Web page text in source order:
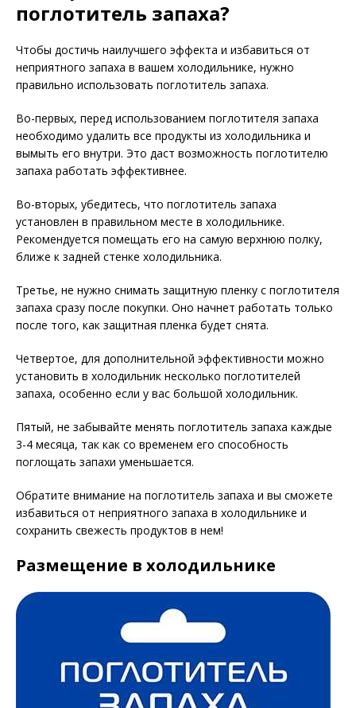
поглотитель запаха?
Чтобы достичь наилучшего эффекта и избавиться от
неприятного запаха в вашем холодильнике, нужно
правильно использовать поглотитель запаха.
Во-первых, перед использованием поглотителя запаха
необходимо удалить все продукты из холодильника и
вымыть его внутри. Это даст возможность поглотителю
запаха работать эффективнее.
Во-вторых, убедитесь, что поглотитель запаха
установлен в правильном месте в холодильнике.
Рекомендуется помещать его на самую верхнюю полку,
ближе к задней стенке холодильника.
Третье, не нужно снимать защитную пленку с поглотителя
запаха сразу после покупки. Оно начнет работать только
после того, как защитная пленка будет снята.
Четвертое, для дополнительной эффективности можно
установить в холодильник несколько поглотителей
запаха, особенно если у вас большой холодильник.
Пятый, не забывайте менять поглотитель запаха каждые
3-4 месяца, так как со временем его способность
поглощать запахи уменьшается.
Обратите внимание на поглотитель запаха и вы сможете
избавиться от неприятного запаха в холодильнике и
сохранить свежесть продуктов в нем!
Размещение в холодильнике